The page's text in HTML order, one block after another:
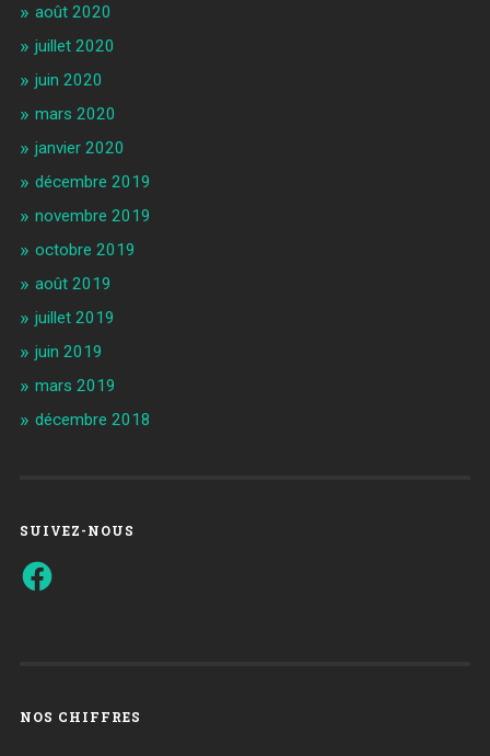
août 2020
juillet 2020
juin 2020
mars 2020
janvier 2020
décembre 2019
novembre 2019
octobre 2019
août 2019
juillet 2019
juin 2019
mars 2019
décembre 2018
SUIVEZ-NOUS
Facebook
NOS CHIFFRES